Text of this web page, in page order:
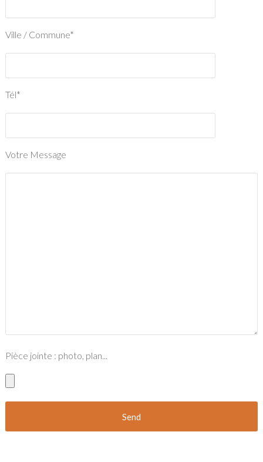
Ville / Commune*
Tél*
Votre Message
Pièce jointe : photo, plan...